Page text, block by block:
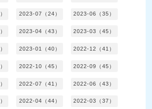
2023-07（24） 2023-06（35）
2023-04（43） 2023-03（45）
2023-01（40） 2022-12（41）
2022-10（45） 2022-09（45）
2022-07（41） 2022-06（43）
2022-04（44） 2022-03（37）